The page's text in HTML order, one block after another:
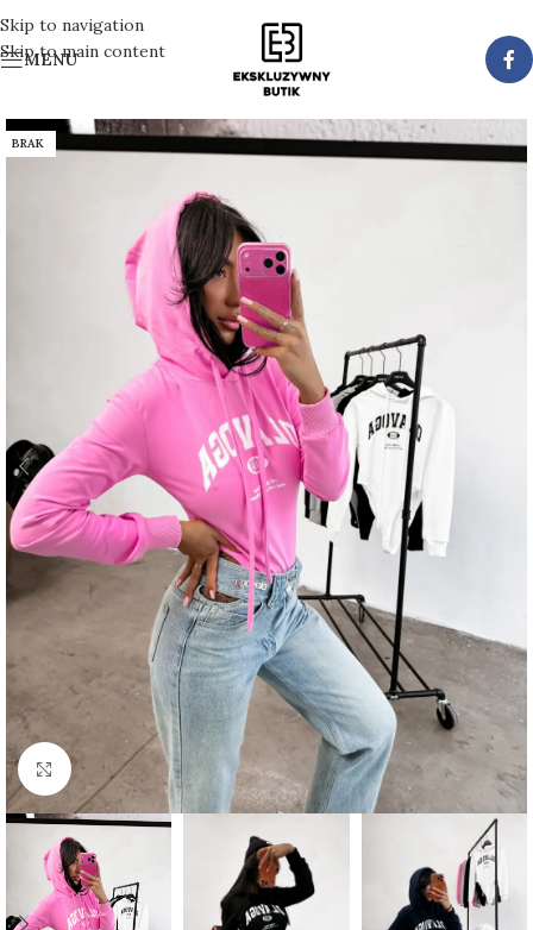
Skip to navigation
Skip to main content
MENU
BRAK
Kliknij aby powiększyć